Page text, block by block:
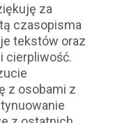
za
czasopisma
tekstów oraz
cierpliwość.
z osobami z